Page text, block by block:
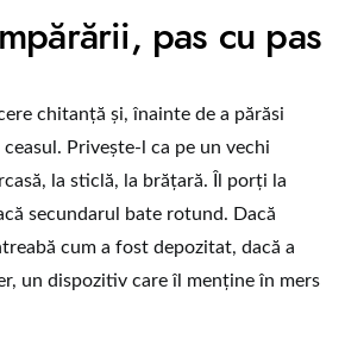
pas cu pas
chitanță și, înainte de a părăsi
ceasul. Privește-l ca pe un vechi
la sticlă, la brățară. Îl porți la
secundarul bate rotund. Dacă
cum a fost depozitat, dacă a
un dispozitiv care îl menține în mers